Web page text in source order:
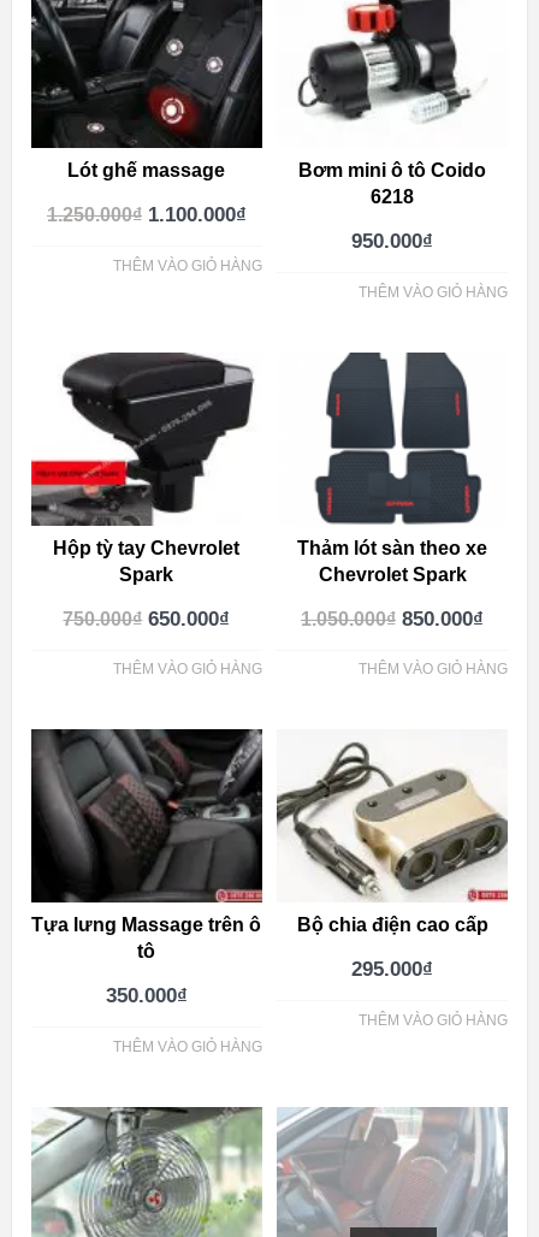
Lót ghế massage
1.250.000₫ 1.100.000₫
THÊM VÀO GIỎ HÀNG
Bơm mini ô tô Coido
6218
950.000₫
THÊM VÀO GIỎ HÀNG
Hộp tỳ tay Chevrolet
Spark
750.000₫ 650.000₫
THÊM VÀO GIỎ HÀNG
Thảm lót sàn theo xe
Chevrolet Spark
1.050.000₫ 850.000₫
THÊM VÀO GIỎ HÀNG
Tựa lưng Massage trên ô
tô
350.000₫
THÊM VÀO GIỎ HÀNG
Bộ chia điện cao cấp
295.000₫
THÊM VÀO GIỎ HÀNG